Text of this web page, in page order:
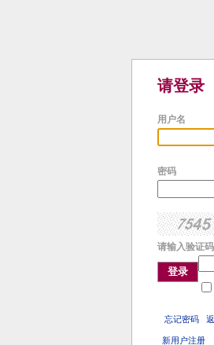
请登录
用户名
密码
请输入验证
登录
忘记密码
新用户注册